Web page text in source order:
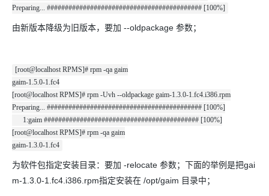
Preparing... ########################################### [100%]
由新版本降级为旧版本，要加 --oldpackage 参数；
[root@localhost RPMS]# rpm -qa gaim
gaim-1.5.0-1.fc4
[root@localhost RPMS]# rpm -Uvh --oldpackage gaim-1.3.0-1.fc4.i386.rpm
Preparing... ########################################### [100%]
1:gaim ########################################### [100%]
[root@localhost RPMS]# rpm -qa gaim
gaim-1.3.0-1.fc4
为软件包指定安装目录：要加 -relocate 参数；下面的举例是把gai
m-1.3.0-1.fc4.i386.rpm指定安装在 /opt/gaim 目录中；